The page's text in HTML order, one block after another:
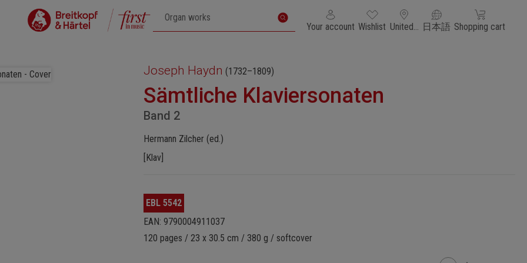
Your account You have 0 wishlist items
Wishlist United States of America
日本語 Shopping cart
Shopping cart
Joseph Haydn (1732–1809)
Sämtliche Klaviersonaten
Band 2
Hermann Zilcher (ed.)
[Klav]
EBL 5542
EAN: 9790004911037
120 pages / 23 x 30.5 cm / 380 g / softcover